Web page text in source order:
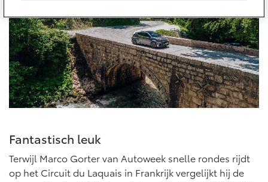
Corolla Cross
HYBRIDE
Toyota C-HR
OOK ALS PLUG-IN
HYBRIDE
Toyota C-HR+
BATTERIJ-ELEKTRISCH
RAV4
PLUG-IN HYBRIDE
10 jaar batterijgarantie
Toyota fabrieksgarantie
Onderdelen & Accessoires
Onderdelen
Accessoires
Connected
Energie en slim laden
Verzekeren
Toyota Autoverzekering
Toyota Hybride Autoverzekering
Bedrijfswagens
Bedrijfswagens op maat
Financieren of leasen
Verzekeren
Fantastisch leuk
Terwijl Marco Gorter van Autoweek snelle rondes rijdt
op het Circuit du Laquais in Frankrijk vergelijkt hij de